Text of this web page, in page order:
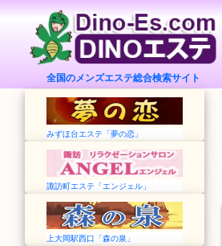
全国のメンズエステ総合検索サイト
みずほ台エステ「夢の恋」
諏訪町エステ「エンジェル」
上大岡駅西口「森の泉」